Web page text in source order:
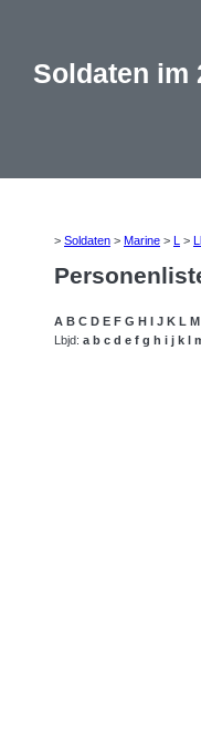
Soldaten im
> Soldaten > Marine > L >
A B C D E F G H I J K L M
Lbjd: a b c d e f g h i j k l